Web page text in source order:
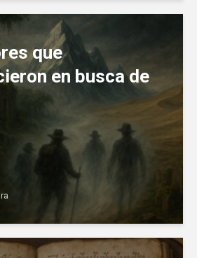
que
en busca de